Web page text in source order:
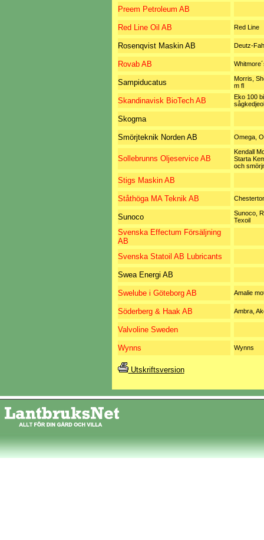
Preem Petroleum AB
Red Line Oil AB Red Line
Rosenqvist Maskin AB Deutz-
Rovab AB
Sampiducatus
Morris,
m fl
Skandinavisk BioTech AB
Eko 100
Skogma
Smörjteknik Norden AB Omega,
Sollebrunns Oljeservice AB
Kendall
Starta
och
Stigs Maskin AB
Ståthöga MA Teknik AB
Sunoco
Sunoco,
Texoil
Svenska Effectum Försäljning
AB
Svenska Statoil AB Lubricants
Swea Energi AB
Swelube i Göteborg AB Amalie
Söderberg & Haak AB Ambra,
Valvoline Sweden
Wynns Wynns
Utskriftsversion